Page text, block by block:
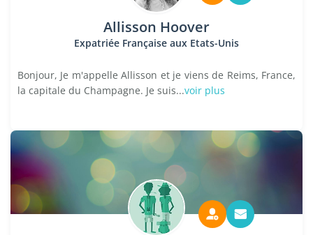
Allisson Hoover
Expatriée Française aux Etats-Unis
Bonjour, Je m'appelle Allisson et je viens de Reims, France,
la capitale du Champagne. Je suis...voir plus